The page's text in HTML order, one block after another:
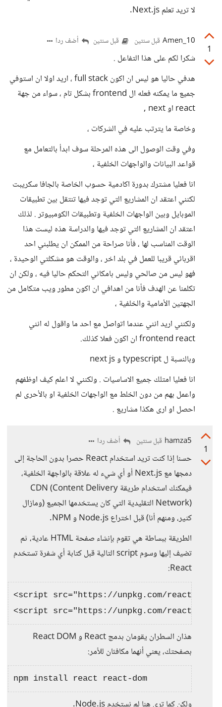
لا تريد تعلم Next.js.
1
Amen_10 قبل سنتين قبل سنتين أضف ردا
شكرا لكم على هذا التفاعل .
هدفي حاليا هو ليس ان اكون full stack ، اريد اولا ان استوفي
جميع ما يمكنه فعله ال frontend بشكل تام ، سواء من جهة
react او next ,
وخاصة ما يترتب عليه في الشركات ،
وفي وقت الوصول الى هذه المرحلة سوف ابدأ بالتعامل مع
قواعد البيانات والواجهات الخلفية ،
انا فعليا مشترك بدورة اكادمية حسوب الخاصة بالجافا سكريبت
لكنني اعتقد ان المشاريع التي توجد فيها تنتقل بين تطبيقات
الموبايل وبين الواجهات الخلفية وتطبيقات الكومبيوتر . لذلك
اعتقد ان المشاريع التي توجد فيها والدراسة هذه ليست هذا
الوقت المناسب لها ، فأنا صراحة من الممكن ان يطلبني احد
اقربائي قريبا للعمل في بلد اخر ، والوقت هو مشكلتي الوحيدة ،
فهو ليس من صالحي وليس بامكاني التحكم حاليا فيه ، ولكن ان
تكلمنا عن الهدف فأنا من اهدافي ان اكون مطور ويب متكامل من
الجهتين الأمامية والخلفية ،
ولكنني اريد انني عندما اتواصل مع احد ما واقول له انني
frontend react ان اكون فعلا كذلك.
وبالنسبة ل typescript و next js
انا فعليا امتلك جميع الاساسيات . ولكنني لا اعلم كيف اوظفهم
واعمل بهم من دون الخلط مع الواجهات الخلفية او بالأحرى لم
احصل او ارى هكذا مشاريع .
1
hamza5 قبل سنتين أضف ردا
حسنا إذا كنت تريد استخدام React حصرا بدون الحاجة إلى
دمجها مع Next.js أو أي شيء له علاقة بالواجهة الخلفية،
فيمكنك استخدام طريقة CDN (Content Delivery
Network) التقليدية التي كان يستخدمها الجميع (ومازال
كثير، ومنهم أنا) قبل اختراع Node.js و NPM.
الطريقة ببساطة هي تقوم بإنشاء صفحة HTML عادية، ثم
تضيف إليها وسوم script التالية قبل كتابة أي شفرة تستخدم
React:
<script src="https://unpkg.com/react@18/
هذان السطران يقومان بدمج React و React DOM
بصفحتك، يعني أنهما مكافئان للأمر: